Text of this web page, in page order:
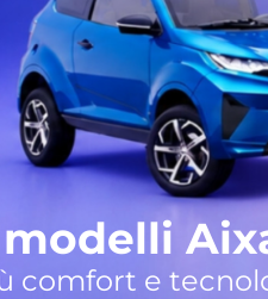
comfort e